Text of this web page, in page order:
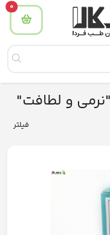
0
و لطافت"
فیلتر